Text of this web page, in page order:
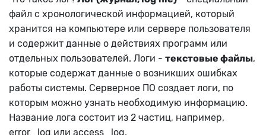
файл с хронологической информацией, который
хранится на компьютере или сервере пользователя
и содержит данные о действиях программ или
отдельных пользователей. Логи - текстовые файлы,
которые содержат данные о возникших ошибках
работы системы. Серверное ПО создает логи, по
которым можно узнать необходимую информацию.
Название лога состоит из 2 частиц, например,
error_log или access_log.